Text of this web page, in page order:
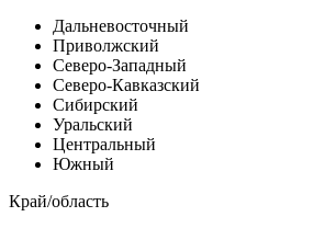
Дальневосточный
Приволжский
Северо-Западный
Северо-Кавказский
Сибирский
Уральский
Центральный
Южный
Край/область